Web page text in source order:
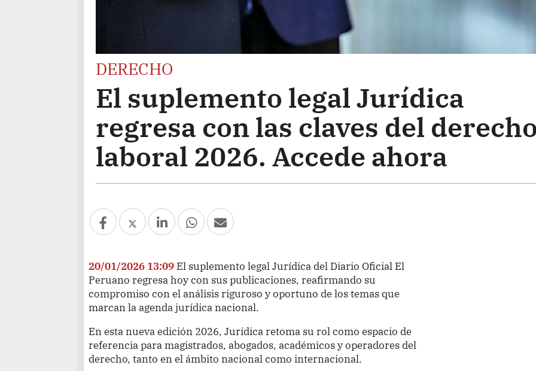
DERECHO
El suplemento legal Jurídica
regresa con las claves del derecho
laboral 2026. Accede ahora
20/01/2026 13:09 El suplemento legal Jurídica del Diario Oficial El
Peruano regresa hoy con sus publicaciones, reafirmando su
compromiso con el análisis riguroso y oportuno de los temas que
marcan la agenda jurídica nacional.
En esta nueva edición 2026, Jurídica retoma su rol como espacio de
referencia para magistrados, abogados, académicos y operadores del
derecho, tanto en el ámbito nacional como internacional.